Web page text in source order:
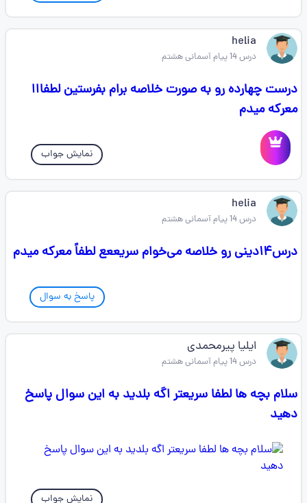
helia
درس 14 پیام آسمانی هشتم
درست چهارده رو به صورت خلاصه برام بفرستین لطفااا
معرکه میدم
نمایش جواب
helia
درس 14 پیام آسمانی هشتم
درس۱۴دینی رو خلاصه می‌خوام سریععع لطفاً معرکه میدم
پاسخ به سوال
ایلیا پیرمحمدی
درس 14 پیام آسمانی هشتم
سلام بچه ها لطفا سریعتر اگه بلدید به این سوال پاسخ
دهید
نمایش جواب